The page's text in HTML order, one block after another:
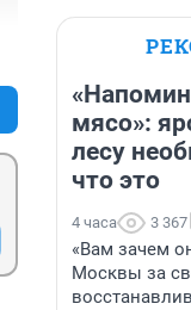
мясо»:
лесу
что это
4 часа 3 367
«Вам зачем
Москвы за